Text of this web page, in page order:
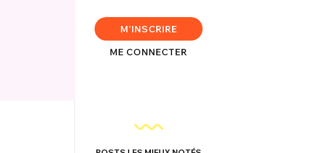
M'INSCRIRE
ME CONNECTER